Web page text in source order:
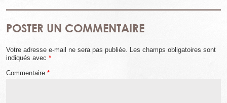
POSTER UN COMMENTAIRE
Votre adresse e-mail ne sera pas publiée. Les champs obligatoires sont
indiqués avec *
Commentaire *